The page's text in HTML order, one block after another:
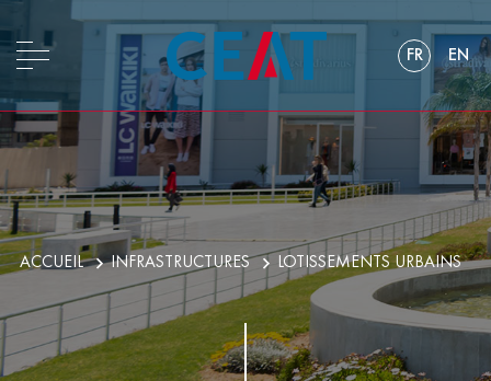
FR EN
ACCUEIL INFRASTRUCTURES LOTISSEMENTS URBAINS